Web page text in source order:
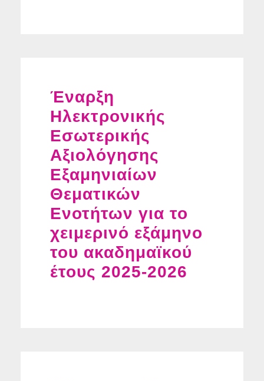
Έναρξη
Ηλεκτρονικής
Εσωτερικής
Αξιολόγησης
Εξαμηνιαίων
Θεματικών
Ενοτήτων για το
χειμερινό εξάμηνο
του ακαδημαϊκού
έτους 2025-2026